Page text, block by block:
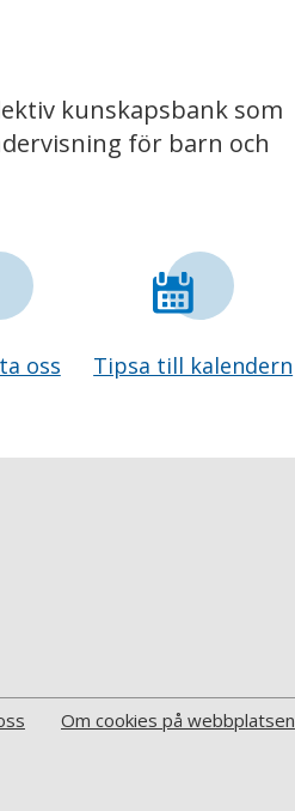
kunskapsbank som
för barn och
oss Tipsa till kalendern
Om cookies på webbplatsen